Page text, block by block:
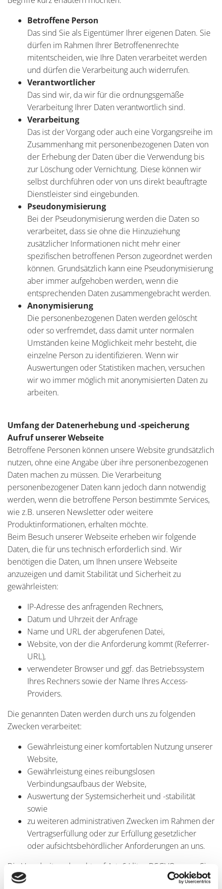
Betroffene Person
Das sind Sie als Eigentümer Ihrer eigenen Daten. Sie
dürfen im Rahmen Ihrer Betroffenenrechte
mitentscheiden, wie Ihre Daten verarbeitet werden
und dürfen die Verarbeitung auch widerrufen.
Verantwortlicher
Das sind wir, da wir für die ordnungsgemäße
Verarbeitung Ihrer Daten verantwortlich sind.
Verarbeitung
Das ist der Vorgang oder auch eine Vorgangsreihe im
Zusammenhang mit personenbezogenen Daten von
der Erhebung der Daten über die Verwendung bis
zur Löschung oder Vernichtung. Diese können wir
selbst durchführen oder von uns direkt beauftragte
Dienstleister sind eingebunden.
Pseudonymisierung
Bei der Pseudonymisierung werden die Daten so
verarbeitet, dass sie ohne die Hinzuziehung
zusätzlicher Informationen nicht mehr einer
spezifischen betroffenen Person zugeordnet werden
können. Grundsätzlich kann eine Pseudonymisierung
aber immer aufgehoben werden, wenn die
entsprechenden Daten zusammengebracht werden.
Anonymisierung
Die personenbezogenen Daten werden gelöscht
oder so verfremdet, dass damit unter normalen
Umständen keine Möglichkeit mehr besteht, die
einzelne Person zu identifizieren. Wenn wir
Auswertungen oder Statistiken machen, versuchen
wir wo immer möglich mit anonymisierten Daten zu
arbeiten.
Umfang der Datenerhebung und -speicherung
Aufruf unserer Webseite
Betroffene Personen können unsere Website grundsätzlich
nutzen, ohne eine Angabe über ihre personenbezogenen
Daten machen zu müssen. Die Verarbeitung
personenbezogener Daten kann jedoch dann notwendig
werden, wenn die betroffene Person bestimmte Services,
wie z.B. unseren Newsletter oder weitere
Produktinformationen, erhalten möchte.
Beim Besuch unserer Webseite erheben wir folgende
Daten, die für uns technisch erforderlich sind. Wir
benötigen die Daten, um Ihnen unsere Webseite
anzuzeigen und damit Stabilität und Sicherheit zu
gewährleisten:
IP-Adresse des anfragenden Rechners,
Datum und Uhrzeit der Anfrage
Name und URL der abgerufenen Datei,
Website, von der die Anforderung kommt (Referrer-
URL),
verwendeter Browser und ggf. das Betriebssystem
Ihres Rechners sowie der Name Ihres Access-
Providers.
Die genannten Daten werden durch uns zu folgenden
Zwecken verarbeitet:
Gewährleistung einer komfortablen Nutzung unserer
Website,
Gewährleistung eines reibungslosen
Verbindungsaufbaus der Website,
Auswertung der Systemsicherheit und -stabilität
sowie
zu weiteren administrativen Zwecken im Rahmen der
Vertragserfüllung oder zur Erfüllung gesetzlicher
oder aufsichtsbehördlicher Anforderungen an uns.
Die Verarbeitung beruht auf Art. 6 I lit. a DSGVO, wenn Sie
uns Ihre Einwilligung zu der Verarbeitung der sie